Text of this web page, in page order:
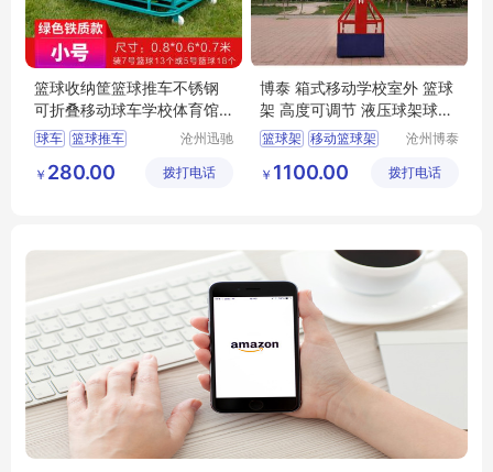
篮球收纳筐篮球推车不锈钢
可折叠移动球车学校体育馆
足球排球
球车 篮球推车
折叠式篮球推车
沧州迅驰
有限公司
￥ 280.00 拨打电话
博泰 箱式移动学校室外 篮球
架 高度可调节 液压球架球框
供应厂家
篮球架 移动篮球架
篮球架高度 液压球框
沧州博泰
有限公司
￥ 1100.00 拨打电话